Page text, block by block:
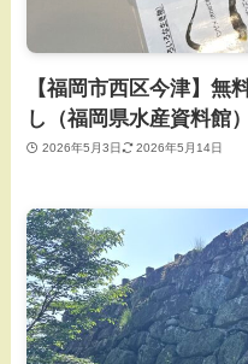
【福岡市西区今津】無
し（福岡県水産資料館）
2026年5月3日 2026年5月14日